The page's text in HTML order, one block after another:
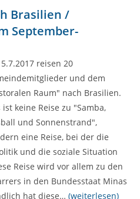
Brasilien /
September-
reisen 20
und dem
Raum" nach Brasilien.
ist keine Reise zu "Samba,
und Sonnenstrand",
eine Reise, bei der die
und die soziale Situation
Reise wird vor allem zu den
in den Bundesstaat Minas
hat diese… (weiterlesen)